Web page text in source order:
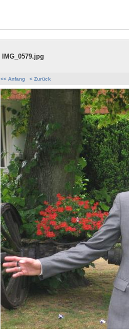
IMG_0579.jpg
<< Anfang < Zurück